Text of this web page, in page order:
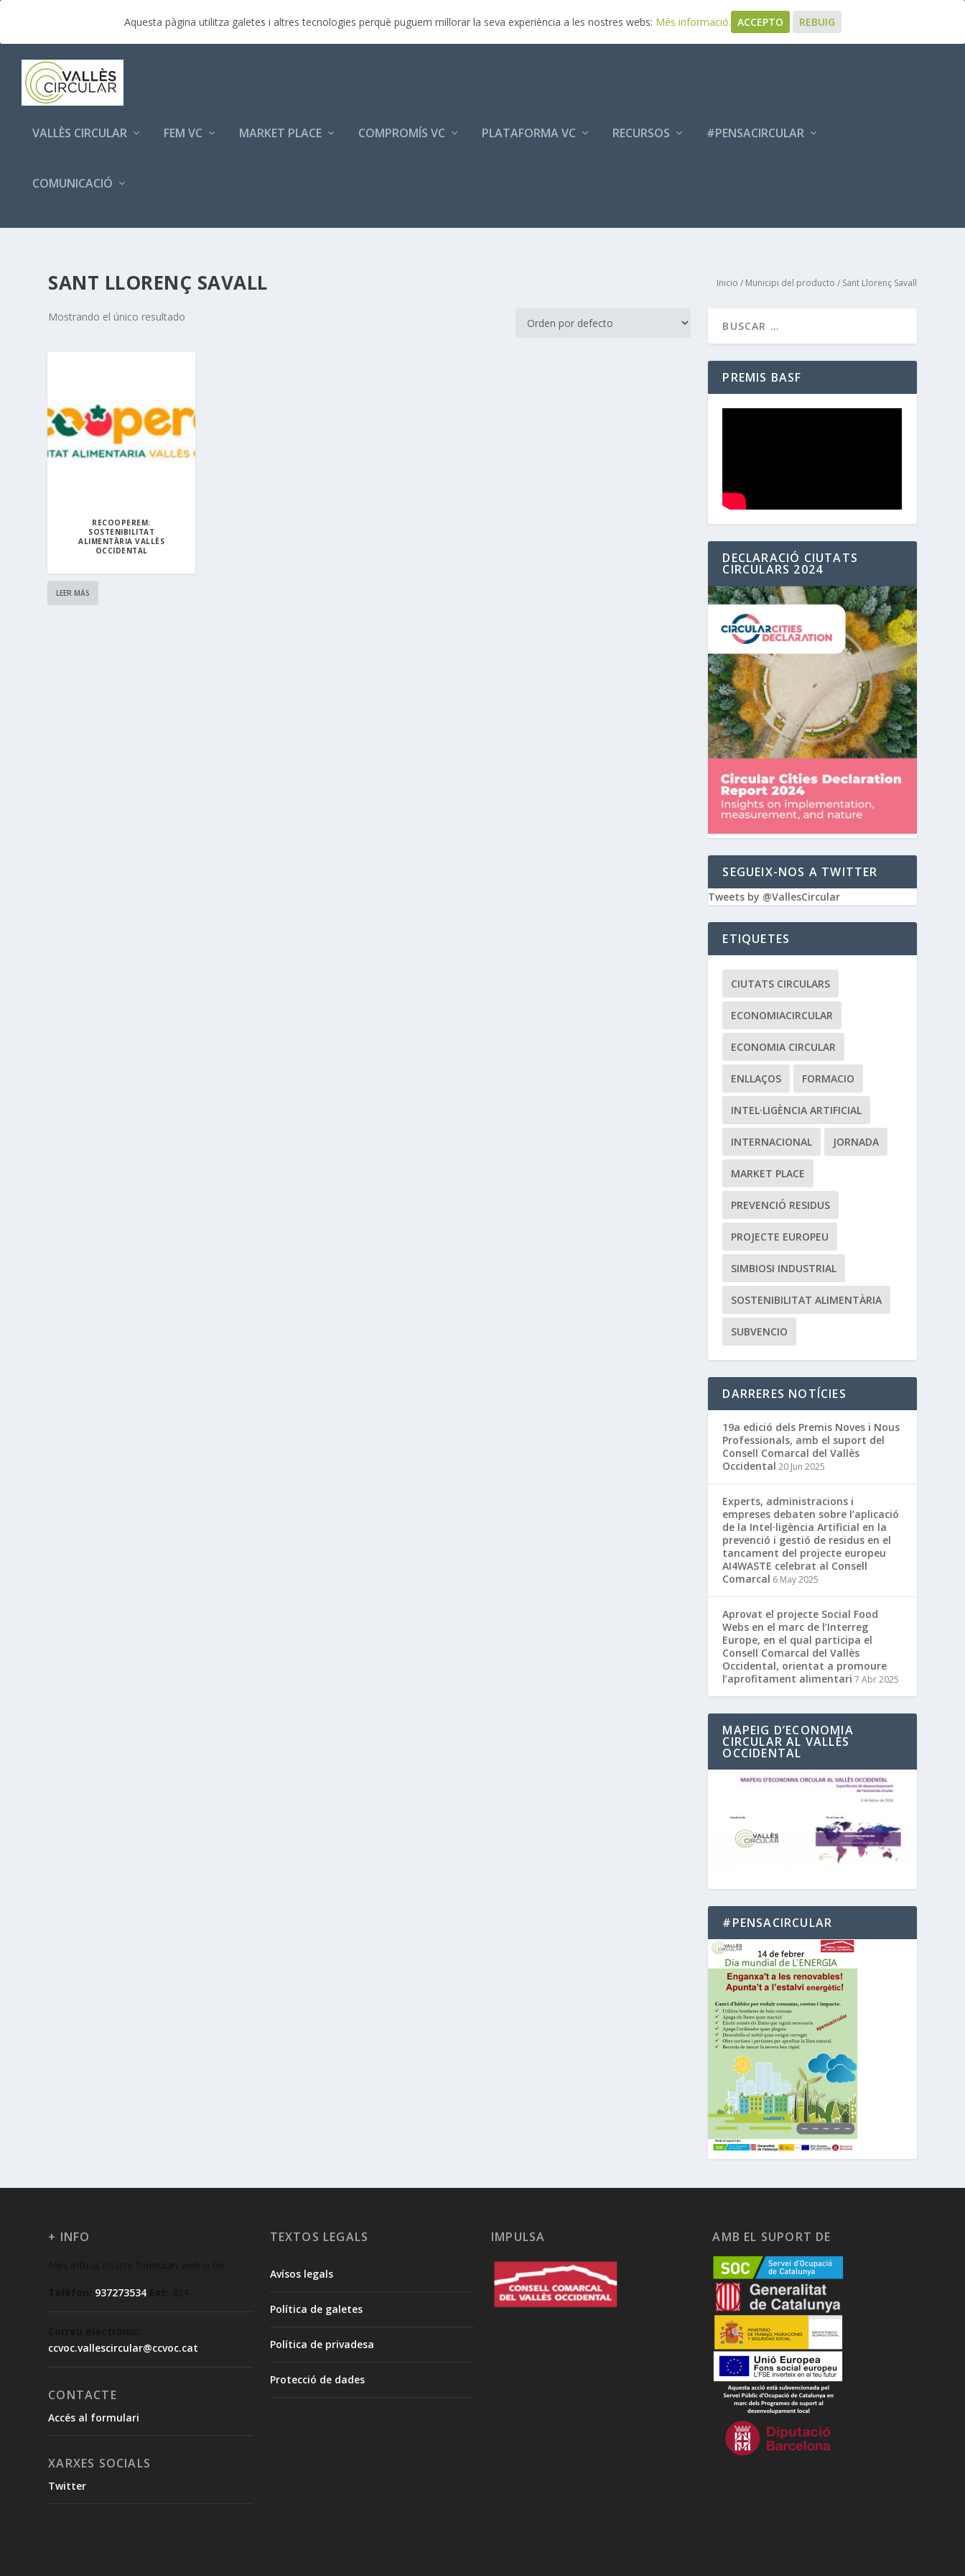
TENDENCIAS: Èxit de participació empresarial a la primera jornada p...
VALLÈS CIRCULAR FEM VC MARKET PLACE COMPROMÍS VC PLATAFORMA VC RECURSOS #PENSACIRCULAR
COMUNICACIÓ
SANT LLORENÇ SAVALL Inicio / Municipi del producto / Sant Llorenç Savall
Mostrando el único resultado
RECOOPEREM:
SOSTENIBILITAT
ALIMENTÀRIA VALLÈS
OCCIDENTAL
LEER MÁS
PREMIS BASF
DECLARACIÓ CIUTATS
CIRCULARS 2024
SEGUEIX-NOS A TWITTER
Tweets by @VallesCircular
ETIQUETES
CIUTATS CIRCULARS
ECONOMIACIRCULAR
ECONOMIA CIRCULAR
ENLLAÇOS FORMACIO
INTEL·LIGÈNCIA ARTIFICIAL
INTERNACIONAL JORNADA
MARKET PLACE
PREVENCIÓ RESIDUS
PROJECTE EUROPEU
SIMBIOSI INDUSTRIAL
SOSTENIBILITAT ALIMENTÀRIA
SUBVENCIO
DARRERES NOTÍCIES
19a edició dels Premis Noves i Nous
Professionals, amb el suport del
Consell Comarcal del Vallès
Occidental 20 Jun 2025
Experts, administracions i
empreses debaten sobre l’aplicació
de la Intel·ligència Artificial en la
prevenció i gestió de residus en el
tancament del projecte europeu
AI4WASTE celebrat al Consell
Comarcal 6 May 2025
Aprovat el projecte Social Food
Webs en el marc de l’Interreg
Europe, en el qual participa el
Consell Comarcal del Vallès
Occidental, orientat a promoure
l’aprofitament alimentari 7 Abr 2025
MAPEIG D’ECONOMIA
CIRCULAR AL VALLÈS
OCCIDENTAL
#PENSACIRCULAR
+ INFO
937273534
ccvoc.vallescircular@ccvoc.cat
CONTACTE
Accés al formulari
XARXES SOCIALS
Twitter
TEXTOS LEGALS
Avísos legals
Política de galetes
Política de privadesa
Protecció de dades
IMPULSA AMB EL SUPORT DE
Aquesta pàgina utilitza galetes i altres tecnologies perquè puguem millorar la seva experiència a les nostres webs: Més informació. ACCEPTO REBUIG